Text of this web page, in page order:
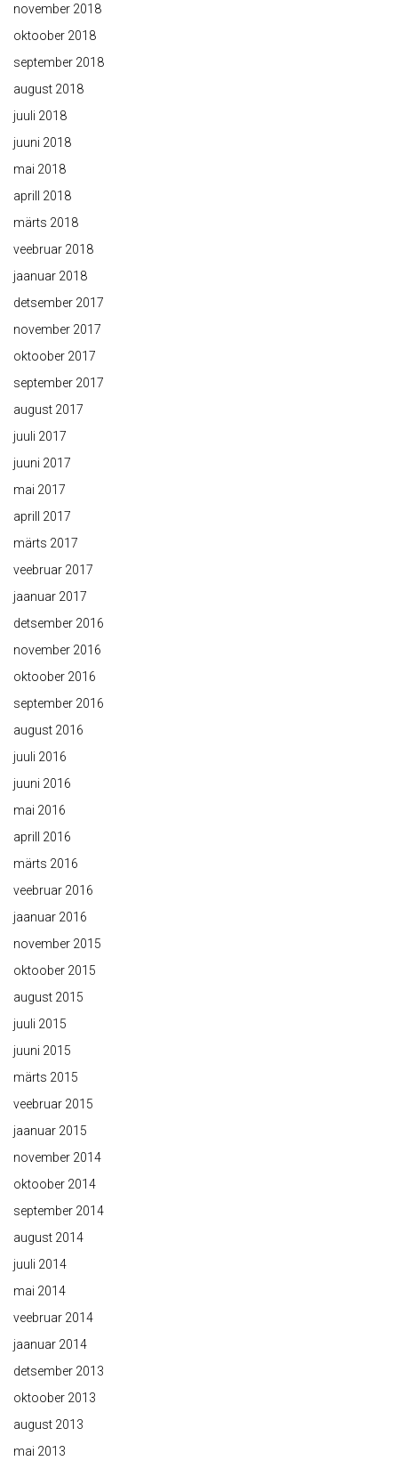
november 2018
oktoober 2018
september 2018
august 2018
juuli 2018
juuni 2018
mai 2018
aprill 2018
märts 2018
veebruar 2018
jaanuar 2018
detsember 2017
november 2017
oktoober 2017
september 2017
august 2017
juuli 2017
juuni 2017
mai 2017
aprill 2017
märts 2017
veebruar 2017
jaanuar 2017
detsember 2016
november 2016
oktoober 2016
september 2016
august 2016
juuli 2016
juuni 2016
mai 2016
aprill 2016
märts 2016
veebruar 2016
jaanuar 2016
november 2015
oktoober 2015
august 2015
juuli 2015
juuni 2015
märts 2015
veebruar 2015
jaanuar 2015
november 2014
oktoober 2014
september 2014
august 2014
juuli 2014
mai 2014
veebruar 2014
jaanuar 2014
detsember 2013
oktoober 2013
august 2013
mai 2013